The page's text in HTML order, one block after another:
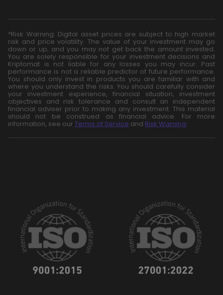
*Risk Warning: Digital asset prices are subject to high market
risk and price volatility. The value of your investment may go
down or up, and you may not get back the amount invested.
You are solely responsible for your investment decisions and
Kriptomat is not liable for any losses you may incur. Past
performance is not a reliable predictor of future performance.
You should only invest in products you are familiar with and
where you understand the risks. You should carefully consider
your investment experience, financial situation, investment
objectives and risk tolerance and consult an independent
financial adviser prior to making any investment. This material
should not be construed as financial advice. For more
information, see our Terms of Service and Risk Warning.